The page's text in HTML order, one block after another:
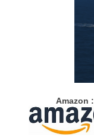
Amazon :